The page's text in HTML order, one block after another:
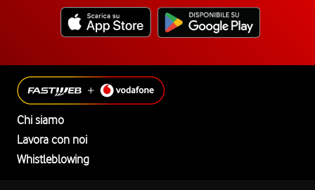
Chi siamo
Lavora con noi
Whistleblowing